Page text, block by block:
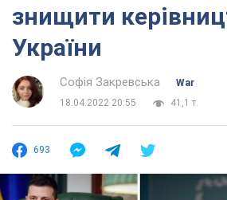
знищити
України
Софія Закревська
War
18.04.2022 20:55
41,1 т.
693